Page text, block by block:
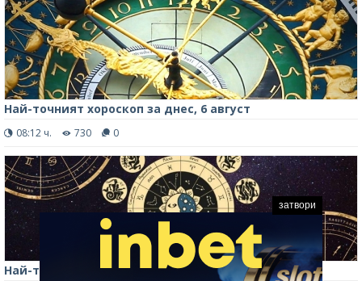
Най-точният хороскоп за днес, 6 август
08:12 ч. 730 0
Най-точният хороскоп за днес, 5 август
затвори